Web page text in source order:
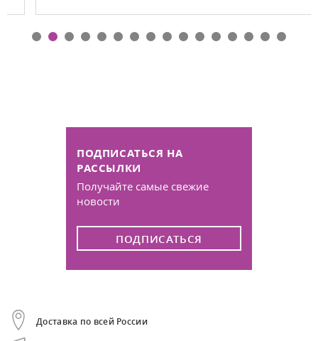
ПОДПИСАТЬСЯ НА
РАССЫЛКИ
Получайте самые свежие
новости
ПОДПИСАТЬСЯ
Доставка по всей России